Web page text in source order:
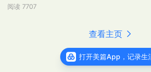
阅读 7707
查看主页
打开美篇App，记录生